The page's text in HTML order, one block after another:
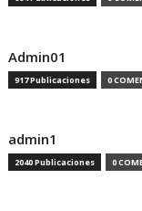
Admin01
917 Publicaciones 0
admin1
2040 Publicaciones 0